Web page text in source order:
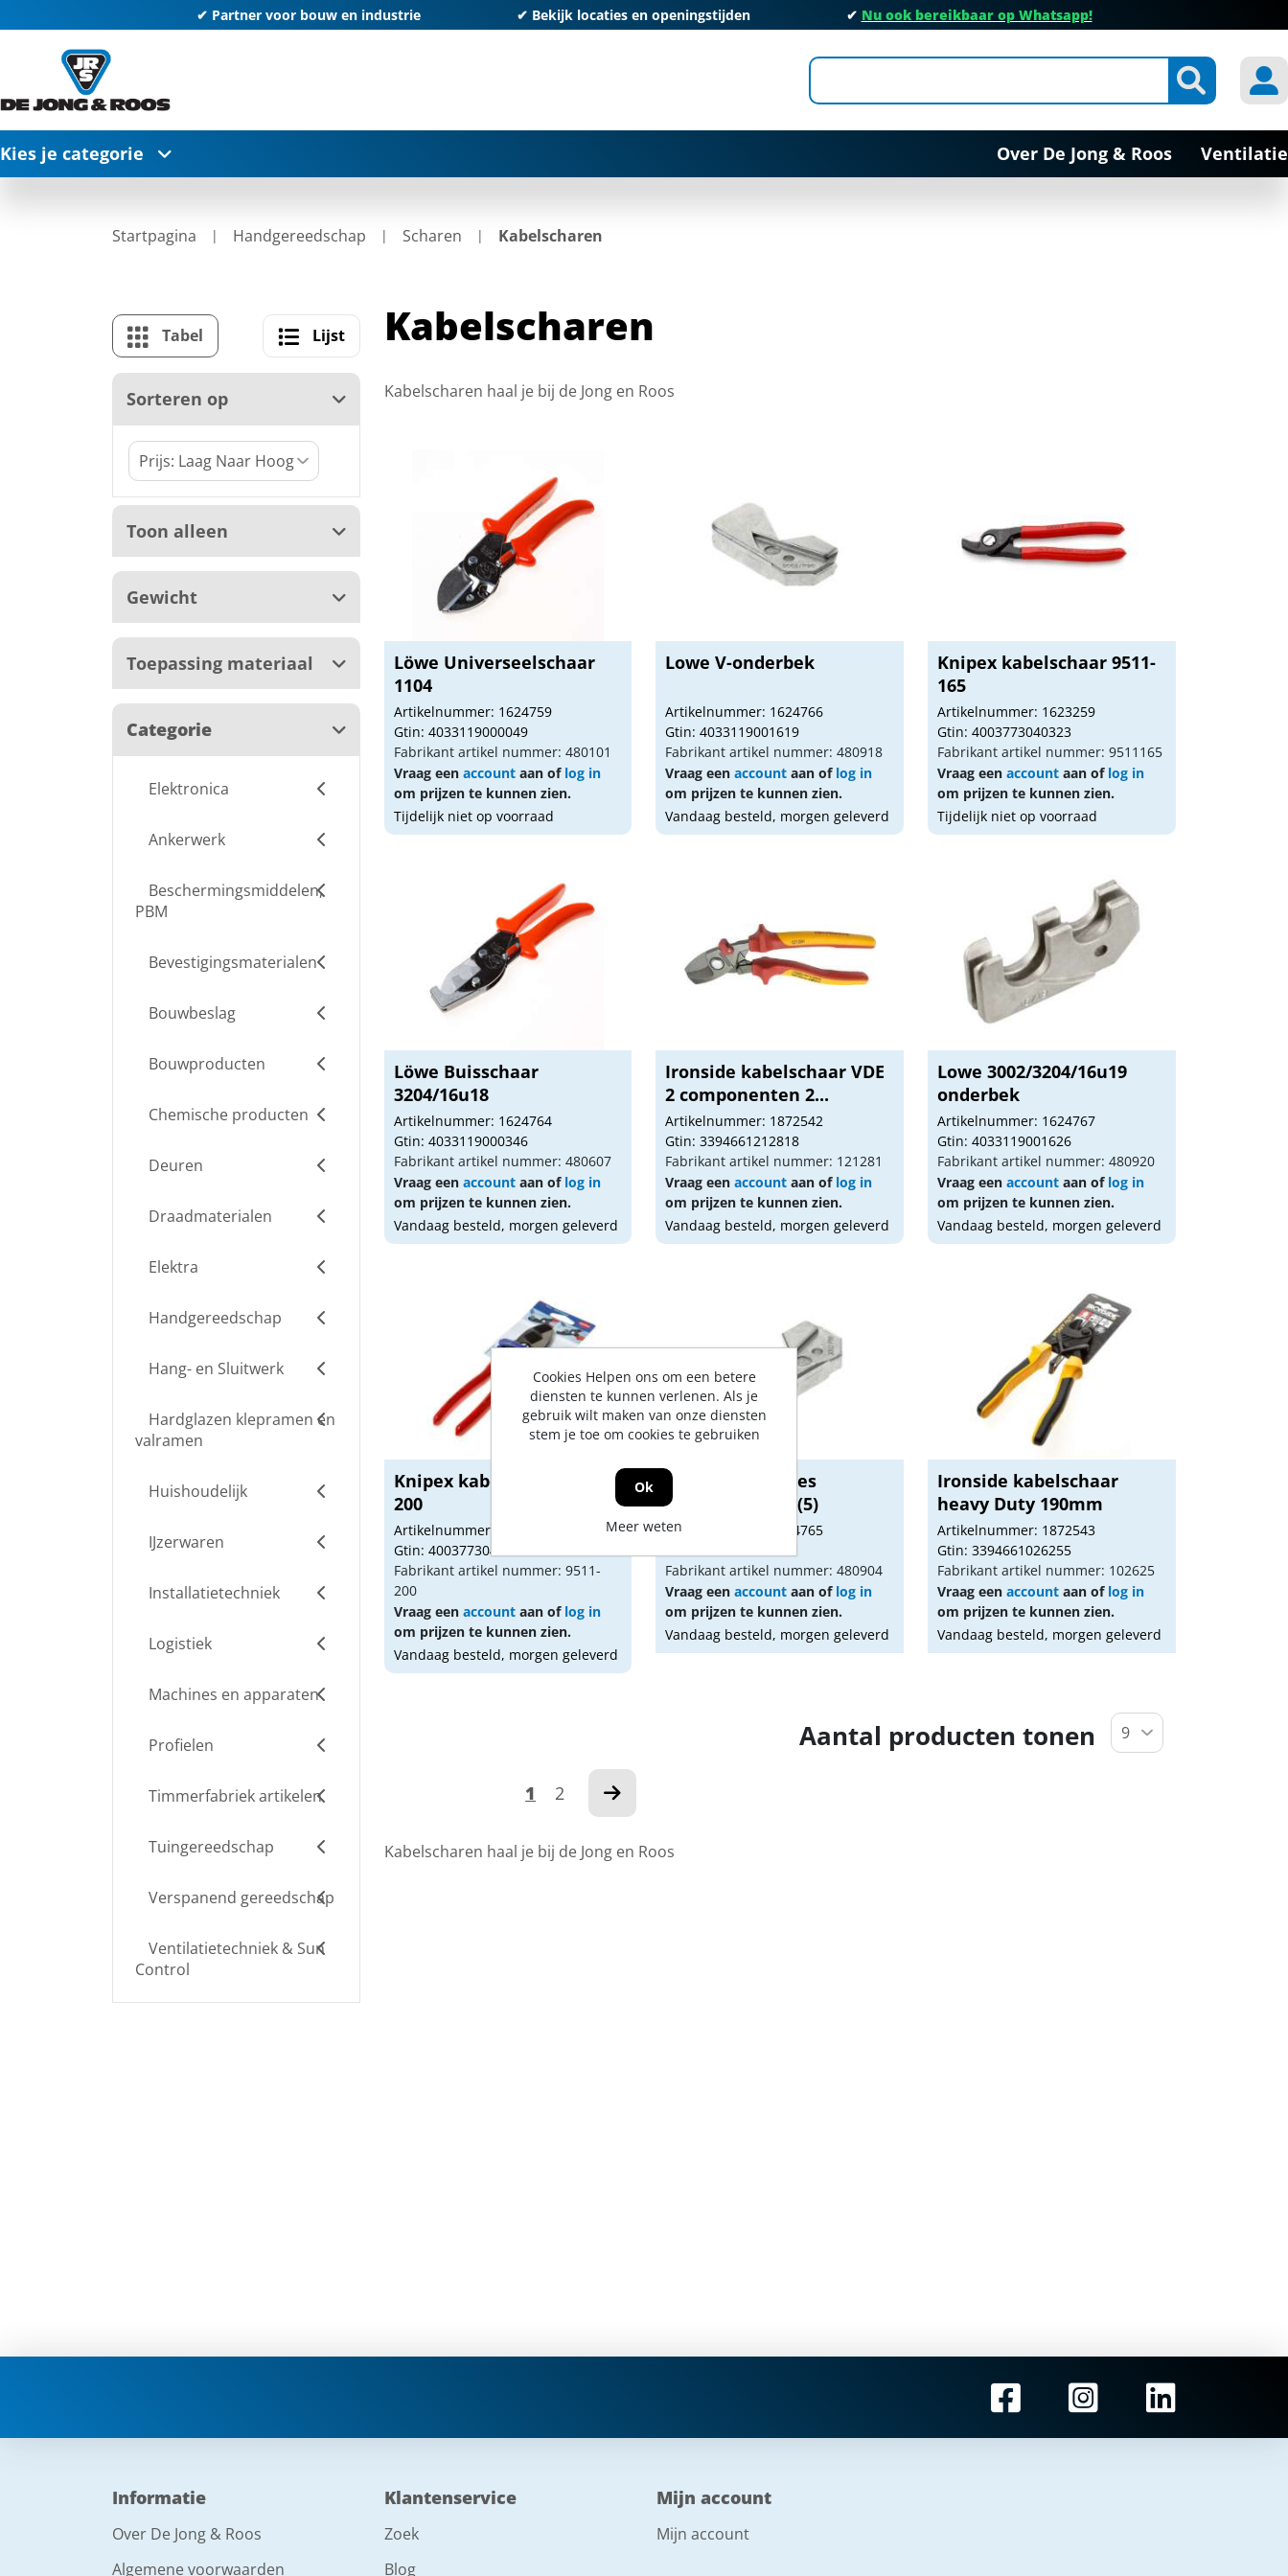
✔ Partner voor bouw en industrie ✔ Bekijk locaties en openingstijden ✔ Nu ook bereikbaar op Whatsapp!
Kies je categorie Over De Jong & Roos Ventilatie
Startpagina Handgereedschap Scharen Kabelscharen
Tabel Lijst
Sorteren op
Toon alleen
Gewicht
Toepassing materiaal
Categorie
Elektronica
Ankerwerk
Beschermingsmiddelen,
PBM
Bevestigingsmaterialen
Bouwbeslag
Bouwproducten
Chemische producten
Deuren
Draadmaterialen
Elektra
Handgereedschap
Hang- en Sluitwerk
Hardglazen klepramen en
valramen
Huishoudelijk
IJzerwaren
Installatietechniek
Logistiek
Machines en apparaten
Profielen
Timmerfabriek artikelen
Tuingereedschap
Verspanend gereedschap
Ventilatietechniek & Sun
Control
Kabelscharen
Kabelscharen haal je bij de Jong en Roos
Löwe Universeelschaar
1104
Artikelnummer: 1624759
Gtin: 4033119000049
Fabrikant artikel nummer: 480101
Vraag een accountaan of log in
om prijzen te kunnen zien.
Tijdelijk niet op voorraad
Lowe V-onderbek
Artikelnummer: 1624766
Gtin: 4033119001619
Fabrikant artikel nummer: 480918
Vraag eenaccount aan of log in
om prijzen te kunnen zien.
Vandaag besteld, morgen geleverd
Knipex kabelschaar 9511-
165
Artikelnummer: 1623259
Gtin: 4003773040323
Fabrikant artikel nummer: 9511165
Vraag eenaccount aan of log in
om prijzen te kunnen zien.
Tijdelijk niet op voorraad
Löwe Buisschaar
3204/16u18
Artikelnummer: 1624764
Gtin: 4033119000346
Fabrikant artikel nummer: 480607
Vraag een accountaan of log in
om prijzen te kunnen zien.
Vandaag besteld, morgen geleverd
Ironside kabelschaar VDE
2 componenten 2...
Artikelnummer: 1872542
Gtin: 3394661212818
Fabrikant artikel nummer: 121281
Vraag eenaccount aan of log in
om prijzen te kunnen zien.
Vandaag besteld, morgen geleverd
Lowe 3002/3204/16u19
onderbek
Artikelnummer: 1624767
Gtin: 4033119001626
Fabrikant artikel nummer: 480920
Vraag eenaccount aan of log in
om prijzen te kunnen zien.
Vandaag besteld, morgen geleverd
Knipex kabelschaar 9511-
200
Artikelnummer: 1623261
Gtin: 4003773043928
Fabrikant artikel nummer: 9511-
200
Vraag een accountaan of log in
om prijzen te kunnen zien.
Vandaag besteld, morgen geleverd
Lowe reservemes
bovenmes 3001(5)
Artikelnummer: 1624765
Fabrikant artikel nummer: 480904
Vraag eenaccount aan of log in
om prijzen te kunnen zien.
Vandaag besteld, morgen geleverd
Ironside kabelschaar
heavy Duty 190mm
Artikelnummer: 1872543
Gtin: 3394661026255
Fabrikant artikel nummer: 102625
Vraag eenaccount aan of log in
om prijzen te kunnen zien.
Vandaag besteld, morgen geleverd
1 2
Aantal producten tonen
Kabelscharen haal je bij de Jong en Roos
Informatie
Over De Jong & Roos
Algemene voorwaarden
Klantenservice
Zoek
Blog
Mijn account
Mijn account
Cookies Helpen ons om een betere
diensten te kunnen verlenen. Als je
gebruik wilt maken van onze diensten
stem je toe om cookies te gebruiken
Ok
Meer weten